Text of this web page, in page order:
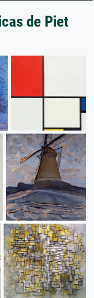
de Piet